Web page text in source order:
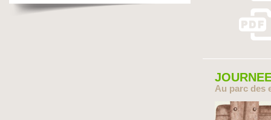
Au parc des